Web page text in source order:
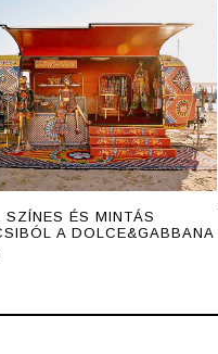
SZÍNES ÉS MINTÁS
A DOLCE&GABBANA